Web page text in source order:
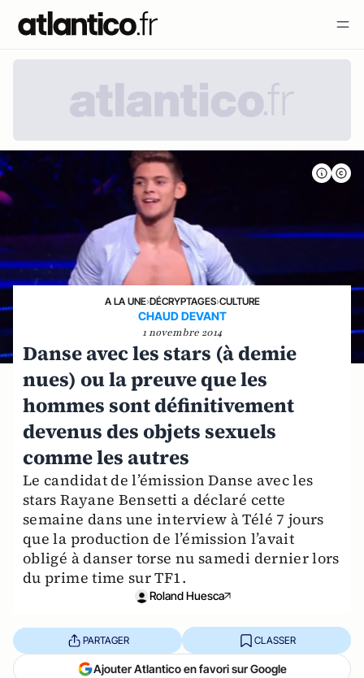
A LA UNE›DÉCRYPTAGES›CULTURE
CHAUD DEVANT
1 novembre 2014
Danse avec les stars (à demie
nues) ou la preuve que les
hommes sont définitivement
devenus des objets sexuels
comme les autres
Le candidat de l’émission Danse avec les
stars Rayane Bensetti a déclaré cette
semaine dans une interview à Télé 7 jours
que la production de l’émission l’avait
obligé à danser torse nu samedi dernier lors
du prime time sur TF1.
Roland Huesca
PARTAGER CLASSER
Ajouter Atlantico en favori sur Google